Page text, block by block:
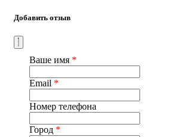
Добавить отзыв
Ваше имя *
Email *
Номер телефона
Город *